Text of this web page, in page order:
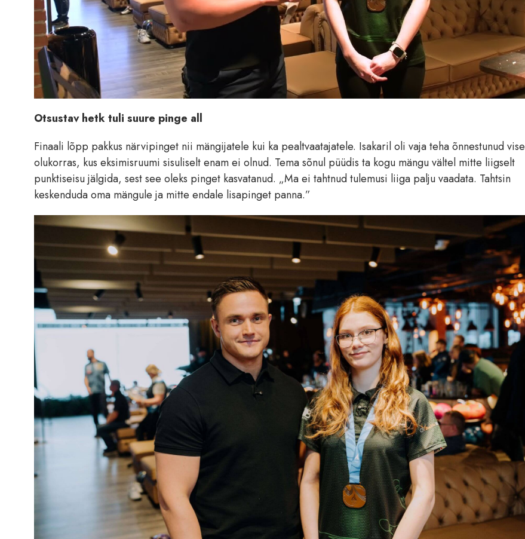
Otsustav hetk tuli suure pinge all
Finaali lõpp pakkus närvipinget nii mängijatele kui ka pealtvaatajatele. Isakaril oli vaja teha õnnestunud vise
olukorras, kus eksimisruumi sisuliselt enam ei olnud. Tema sõnul püüdis ta kogu mängu vältel mitte liigselt
punktiseisu jälgida, sest see oleks pinget kasvatanud. „Ma ei tahtnud tulemusi liiga palju vaadata. Tahtsin
keskenduda oma mängule ja mitte endale lisapinget panna.”